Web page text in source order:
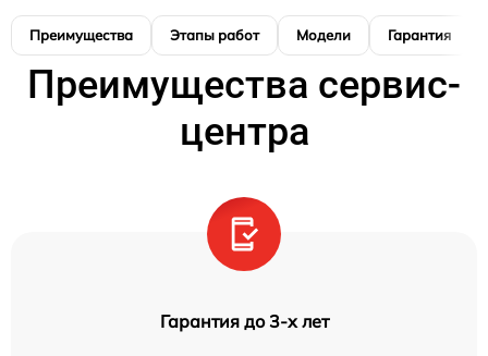
Преимущества Этапы работ Модели Гарантия
Преимущества сервис-
центра
Гарантия до 3-х лет